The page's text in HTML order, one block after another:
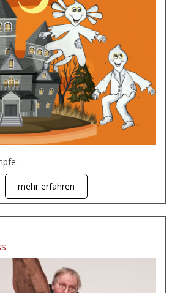
mehr erfahren